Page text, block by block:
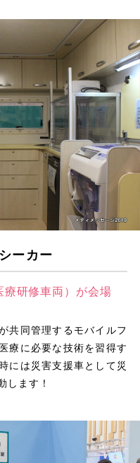
ーカー
研修車両）が会場
共同管理するモバイルフ
療に必要な技術を習得す
には災害支援車として災
します！